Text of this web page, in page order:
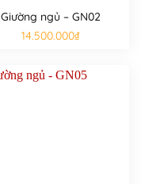
Giường ngủ – GN02
14.500.000₫